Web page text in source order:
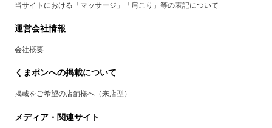
当サイトにおける「マッサージ」「肩こり」等の表記について
運営会社情報
会社概要
くまポンへの掲載について
掲載をご希望の店舗様へ（来店型）
メディア・関連サイト